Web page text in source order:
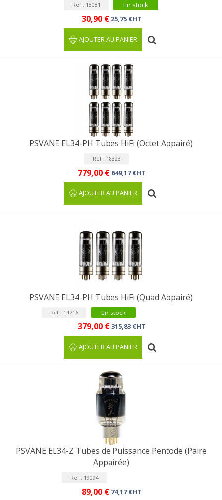
Ref : 18081 En stock
30,90 € 25,75 €HT
AJOUTER AU PANIER
PSVANE EL34-PH Tubes HiFi (Octet Appairé)
Ref : 18323
779,00 € 649,17 €HT
AJOUTER AU PANIER
PSVANE EL34-PH Tubes HiFi (Quad Appairé)
Ref : 14716 En stock
379,00 € 315,83 €HT
AJOUTER AU PANIER
PSVANE EL34-Z Tubes de Puissance Pentode (Paire
Appairée)
Ref : 19094
89,00 € 74,17 €HT